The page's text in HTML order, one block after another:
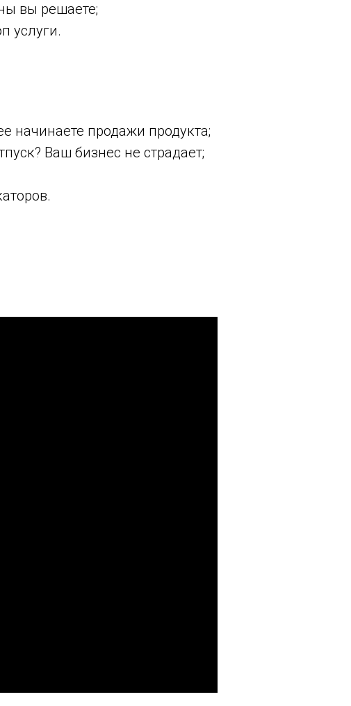
вы решаете;
услуги.
начинаете продажи продукта;
Ваш бизнес не страдает;